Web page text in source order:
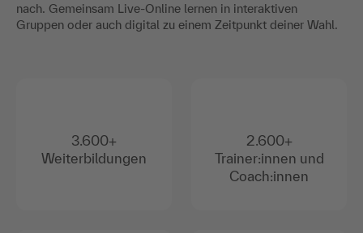
nach. Gemeinsam Live-Online lernen in interaktiven
Gruppen oder auch digital zu einem Zeitpunkt deiner Wahl.
3.600+
Weiterbildungen
2.600+
Trainer:innen und
Coach:innen